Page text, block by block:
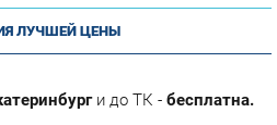
и до ТК -бесплатна.